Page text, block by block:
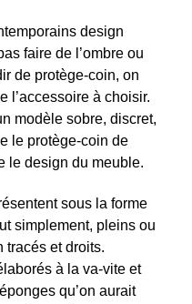
design
faire de l’ombre ou
de protège-coin, on
l’accessoire à choisir.
modèle sobre, discret,
le protège-coin de
le design du meuble.
sous la forme
simplement, pleins ou
tracés et droits.
à la va-vite et
qu’on aurait